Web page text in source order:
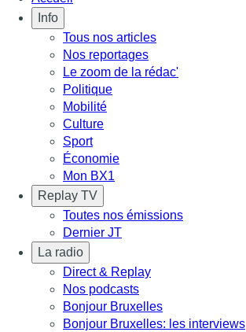
Info
Tous nos articles
Nos reportages
Le zoom de la rédac'
Politique
Mobilité
Culture
Sport
Économie
Mon BX1
Replay TV
Toutes nos émissions
Dernier JT
La radio
Direct & Replay
Nos podcasts
Bonjour Bruxelles
Bonjour Bruxelles: les interviews